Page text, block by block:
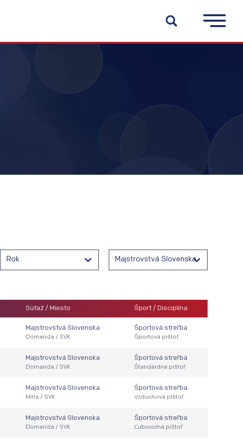
Rok Majstrovstvá Slovenska
Súťaž / Miesto Šport / Disciplína
Majstrovstvá Slovenska
Domaniža / SVK
Športová streľba
Športová pištoľ
Majstrovstvá Slovenska
Domaniža / SVK
Športová streľba
Štandardná pištoľ
Majstrovstvá Slovenska
Nitra / SVK
Športová streľba
Vzduchová pištoľ
Majstrovstvá Slovenska
Domaniža / SVK
Športová streľba
Ľubovolná pištoľ